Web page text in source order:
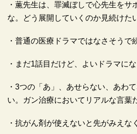
・薫先生は、罪滅ぼしで心先生をサ
な。どう展開していくのか見続けた
・普通の医療ドラマではなさそうで
・まだ1話目だけど、よいドラマに
・3つの「あ」、あせらない、あわ
い。ガン治療においてリアルな言葉
・抗がん剤が使えないと先がみえな